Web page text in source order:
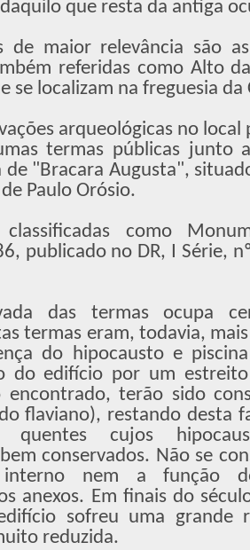
que resta da antiga
de maior relevância são
referidas como Alto
se localizam na freguesia da
arqueológicas no
termas públicas junto
de "Bracara Augusta",
Paulo Orósio.
classificadas como
publicado no DR, I Série,
das termas ocupa
termas eram, todavia,
do hipocausto e
do edifício por um
encontrado, terão sido
flaviano), restando desta
quentes cujos
conservados. Não se
nem a função
anexos. Em finais do
sofreu uma grande
reduzida.